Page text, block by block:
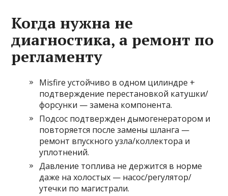
Когда нужна не
диагностика, а ремонт по
регламенту
Misfire устойчиво в одном цилиндре +
подтверждение перестановкой катушки/
форсунки — замена компонента.
Подсос подтвержден дымогенератором и
повторяется после замены шланга —
ремонт впускного узла/коллектора и
уплотнений.
Давление топлива не держится в норме
даже на холостых — насос/регулятор/
утечки по магистрали.